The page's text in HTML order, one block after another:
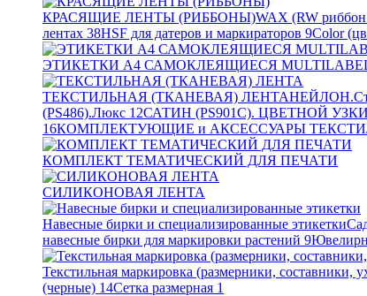
КРАСЯЩИЕ ЛЕНТЫ (РИББОНЫ)WAX (RW риббон
лентах 38HSF для датеров и маркираторов 9Color
ЭТИКЕТКИ А4 САМОКЛЕЯЩИЕСЯ
ТЕКСТИЛЬНАЯ (ТКАНЕВАЯ) ЛЕНТА
(PS486).Люкс 12САТИН (PS901C). ЦВЕТНОЙ
16КОМПЛЕКТУЮЩИЕ и АКСЕССУАРЫ
КОМПЛЕКТ ТЕМАТИЧЕСКИЙ ДЛЯ ПЕЧАТИ
СИЛИКОНОВАЯ ЛЕНТА
Навесные бирки и специализированные этикетки
навесные бирки для маркировки растений 9
Текстильная маркировка (размерники, составники,
(черные) 14Сетка размерная 1